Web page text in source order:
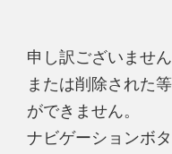
申し訳ございませ
または削除された
ができません。
ナビゲーションボ